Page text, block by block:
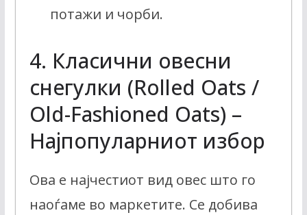
потажи и чорби.
4. Класични овесни
снегулки (Rolled Oats /
Old-Fashioned Oats) –
Најпопуларниот избор
Ова е најчестиот вид овес што го
наоѓаме во маркетите. Се добива